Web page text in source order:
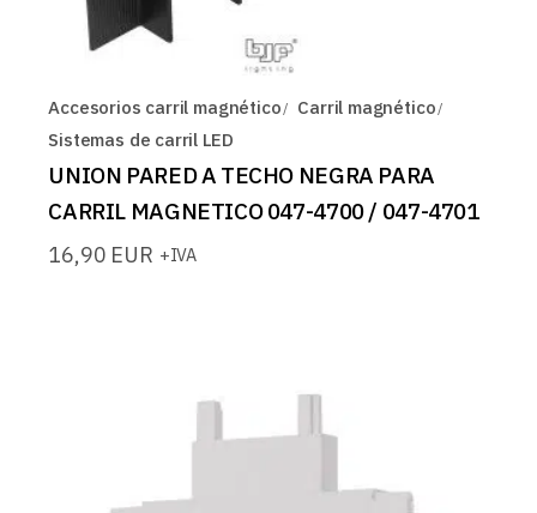
Accesorios carril magnético
Carril magnético
Sistemas de carril LED
UNION PARED A TECHO NEGRA PARA
CARRIL MAGNETICO 047-4700 / 047-4701
16,90 EUR +IVA